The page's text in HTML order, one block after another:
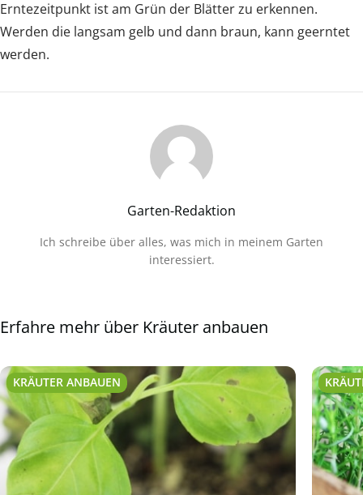
Erntezeitpunkt ist am Grün der Blätter zu erkennen.
Werden die langsam gelb und dann braun, kann geerntet
werden.
Garten-Redaktion
Ich schreibe über alles, was mich in meinem Garten
interessiert.
Erfahre mehr über Kräuter anbauen
KRÄUTER ANBAUEN